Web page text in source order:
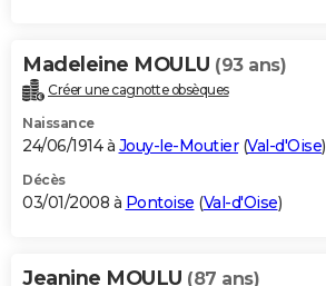
Madeleine MOULU (93 ans)
Créer une cagnotte obsèques
Naissance
24/06/1914 à Jouy-le-Moutier(Val-d'Oise)
Décès
03/01/2008 à Pontoise (Val-d'Oise)
Jeanine MOULU (87 ans)